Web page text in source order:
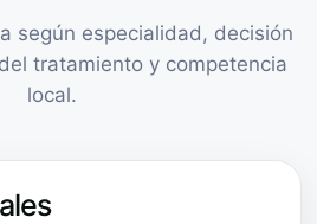
según especialidad, decisión
tratamiento y competencia
local.